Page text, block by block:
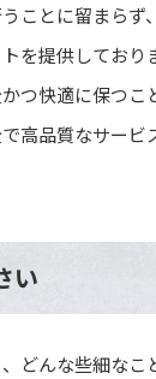
ことに留まらず
を提供しており
つ快適に保つこ
高品質なサー
い
どんな些細な